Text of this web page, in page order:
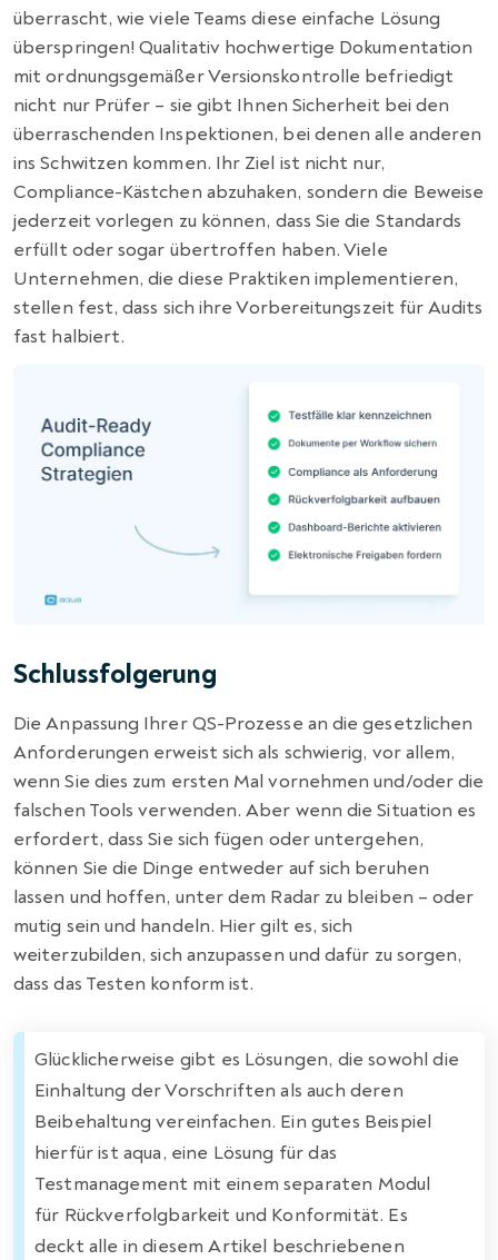
überrascht, wie viele Teams diese einfache Lösung
überspringen! Qualitativ hochwertige Dokumentation
mit ordnungsgemäßer Versionskontrolle befriedigt
nicht nur Prüfer – sie gibt Ihnen Sicherheit bei den
überraschenden Inspektionen, bei denen alle anderen
ins Schwitzen kommen. Ihr Ziel ist nicht nur,
Compliance-Kästchen abzuhaken, sondern die Beweise
jederzeit vorlegen zu können, dass Sie die Standards
erfüllt oder sogar übertroffen haben. Viele
Unternehmen, die diese Praktiken implementieren,
stellen fest, dass sich ihre Vorbereitungszeit für Audits
fast halbiert.
Schlussfolgerung
Die Anpassung Ihrer QS-Prozesse an die gesetzlichen
Anforderungen erweist sich als schwierig, vor allem,
wenn Sie dies zum ersten Mal vornehmen und/oder die
falschen Tools verwenden. Aber wenn die Situation es
erfordert, dass Sie sich fügen oder untergehen,
können Sie die Dinge entweder auf sich beruhen
lassen und hoffen, unter dem Radar zu bleiben – oder
mutig sein und handeln. Hier gilt es, sich
weiterzubilden, sich anzupassen und dafür zu sorgen,
dass das Testen konform ist.
Glücklicherweise gibt es Lösungen, die sowohl die
Einhaltung der Vorschriften als auch deren
Beibehaltung vereinfachen. Ein gutes Beispiel
hierfür ist aqua, eine Lösung für das
Testmanagement mit einem separaten Modul
für Rückverfolgbarkeit und Konformität. Es
deckt alle in diesem Artikel beschriebenen